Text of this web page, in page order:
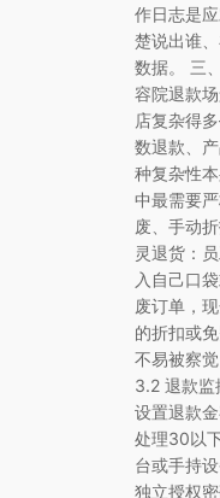
作日志是
楚说出谁
数据。 三
容院退款
店复杂得
数退款、
种复杂性
中最需要
废、手动
灵退货：
入自己口
废订单，
的折扣或
不易被察
3.2 退款监
设置退款
处理30以
台或手持
独立授权